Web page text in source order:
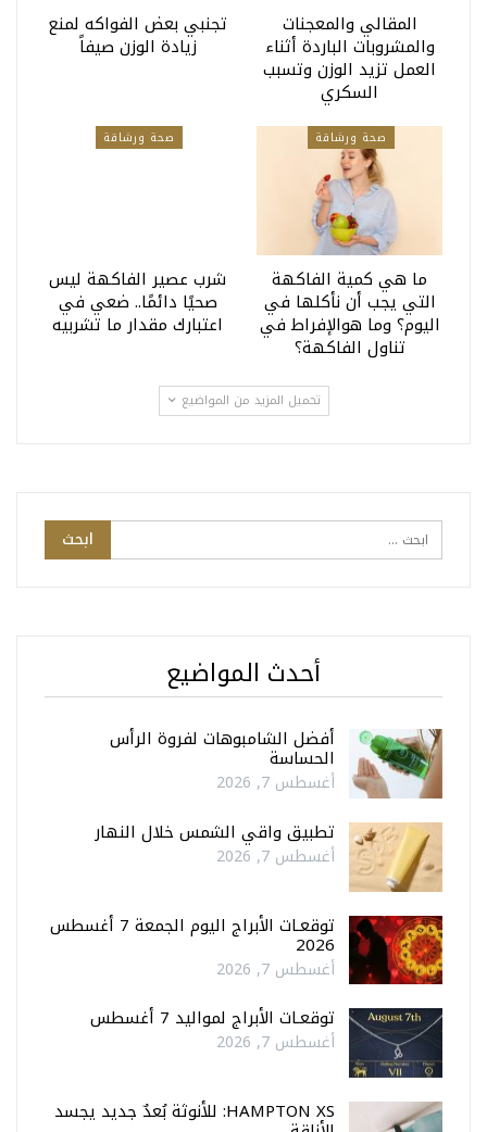
المقالي والمعجنات
والمشروبات الباردة أثناء
العمل تزيد الوزن وتسبب
السكري
تجنبي بعض الفواكه لمنع
زيادة الوزن صيفاً
صحة ورشاقة
ما هي كمية الفاكهة
التي يجب أن نأكلها في
اليوم؟ وما هوالإفراط في
تناول الفاكهة؟
صحة ورشاقة
شرب عصير الفاكهة ليس
صحيًا دائمًا.. ضعي في
اعتبارك مقدار ما تشربيه
تحميل المزيد من المواضيع
أحدث المواضيع
أفضل الشامبوهات لفروة الرأس
الحساسة
أغسطس 7, 2026
تطبيق واقي الشمس خلال النهار
أغسطس 7, 2026
توقعـات الأبراج اليوم الجمعة 7 أغسطس
2026
أغسطس 7, 2026
توقعـات الأبراج لمواليد 7 أغسطس
أغسطس 7, 2026
HAMPTON XS: للأنوثة بُعدٌ جديد يجسد